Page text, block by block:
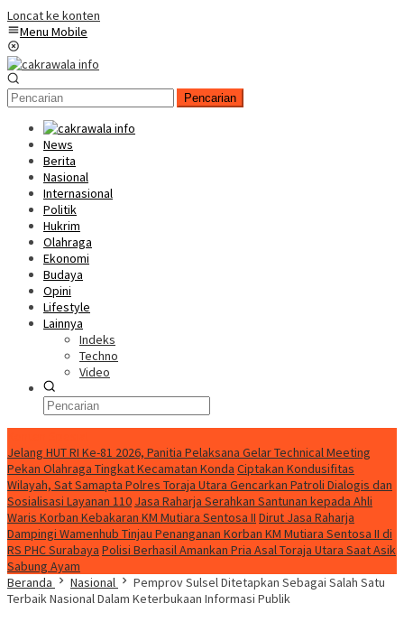
Loncat ke konten
Menu Mobile
Pencarian
News
Berita
Nasional
Internasional
Politik
Hukrim
Olahraga
Ekonomi
Budaya
Opini
Lifestyle
Lainnya
Indeks
Techno
Video
Jelang HUT RI Ke-81 2026, Panitia Pelaksana Gelar Technical Meeting
Pekan Olahraga Tingkat Kecamatan Konda Ciptakan Kondusifitas
Wilayah, Sat Samapta Polres Toraja Utara Gencarkan Patroli Dialogis dan
Sosialisasi Layanan 110 Jasa Raharja Serahkan Santunan kepada Ahli
Waris Korban Kebakaran KM Mutiara Sentosa II Dirut Jasa Raharja
Dampingi Wamenhub Tinjau Penanganan Korban KM Mutiara Sentosa II di
RS PHC Surabaya Polisi Berhasil Amankan Pria Asal Toraja Utara Saat Asik
Sabung Ayam
Beranda
Nasional
Pemprov Sulsel Ditetapkan Sebagai Salah Satu
Terbaik Nasional Dalam Keterbukaan Informasi Publik